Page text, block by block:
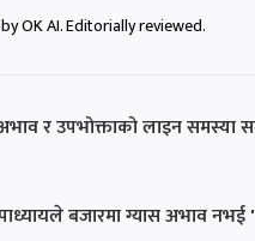
OK AI. Editorially reviewed.
र उपभोक्ताको लाइन समस्या
बजारमा ग्यास अभाव नभई